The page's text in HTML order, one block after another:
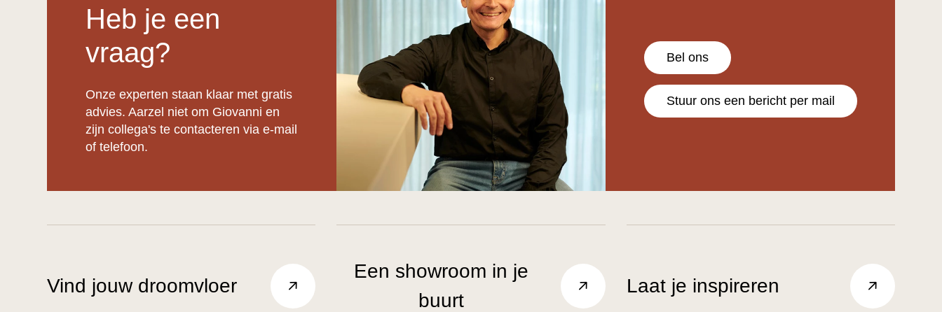
Heb je een
vraag?
Onze experten staan klaar met gratis
advies. Aarzel niet om Giovanni en
zijn collega's te contacteren via e-mail
of telefoon.
Bel ons
Stuur ons een bericht per mail
Vind jouw droomvloer
Een showroom in je
buurt
Laat je inspireren